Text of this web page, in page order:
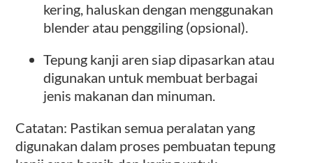
kering, haluskan dengan menggunakan
blender atau penggiling (opsional).
Tepung kanji aren siap dipasarkan atau
digunakan untuk membuat berbagai
jenis makanan dan minuman.
Catatan: Pastikan semua peralatan yang
digunakan dalam proses pembuatan tepung